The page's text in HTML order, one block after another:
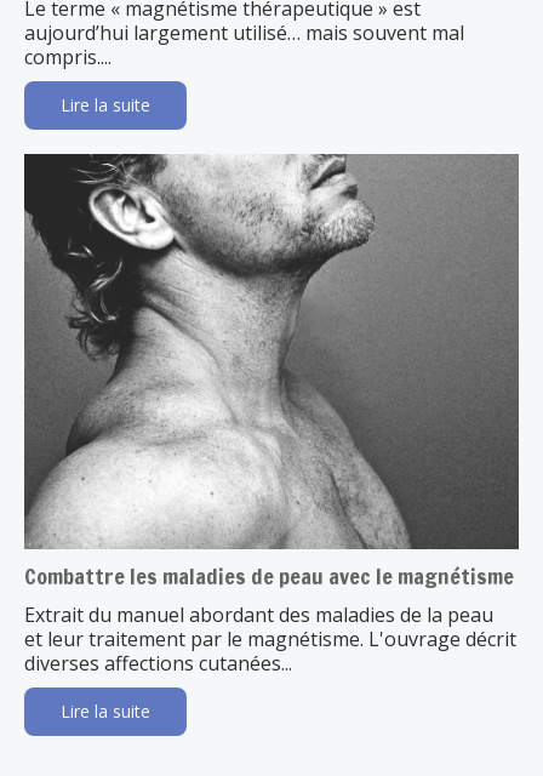
Le terme « magnétisme thérapeutique » est
aujourd’hui largement utilisé… mais souvent mal
compris....
Lire la suite
Combattre les maladies de peau avec le magnétisme
Extrait du manuel abordant des maladies de la peau
et leur traitement par le magnétisme. L'ouvrage décrit
diverses affections cutanées...
Lire la suite